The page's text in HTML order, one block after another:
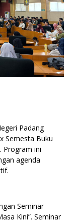
Padang
Semesta Buku
Program ini
agenda
Seminar
Kini”. Seminar